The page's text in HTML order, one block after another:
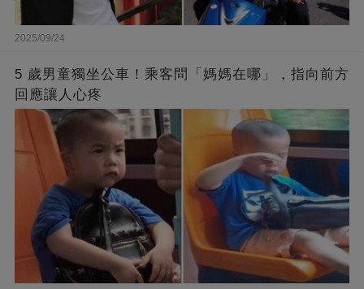
2025/09/24
5 歲男童獨坐公車！乘客問「媽媽在哪」，指向前方
回應讓人心疼